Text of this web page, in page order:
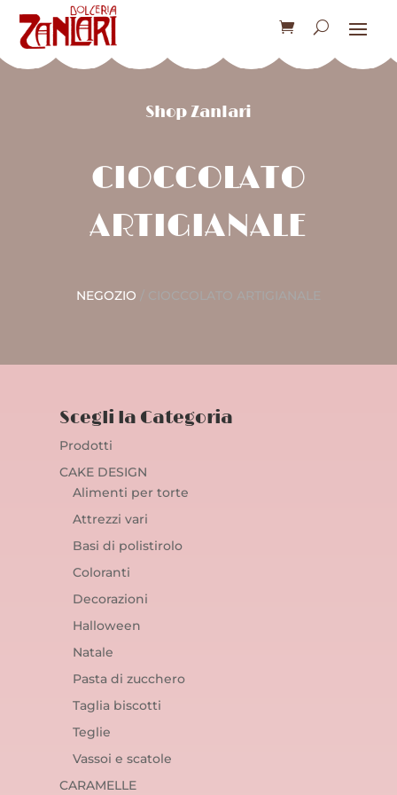
Shop Zanlari
CIOCCOLATO
ARTIGIANALE
NEGOZIO / CIOCCOLATO ARTIGIANALE
Scegli la Categoria
Prodotti
CAKE DESIGN
Alimenti per torte
Attrezzi vari
Basi di polistirolo
Coloranti
Decorazioni
Halloween
Natale
Pasta di zucchero
Taglia biscotti
Teglie
Vassoi e scatole
CARAMELLE